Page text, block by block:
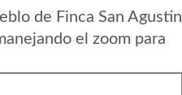
de Finca San Agustin
el zoom para